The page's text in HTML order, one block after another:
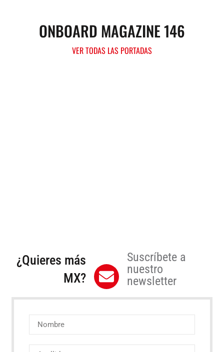
ONBOARD MAGAZINE 146
VER TODAS LAS PORTADAS
¿Quieres más
MX?
Suscríbete a
nuestro
newsletter